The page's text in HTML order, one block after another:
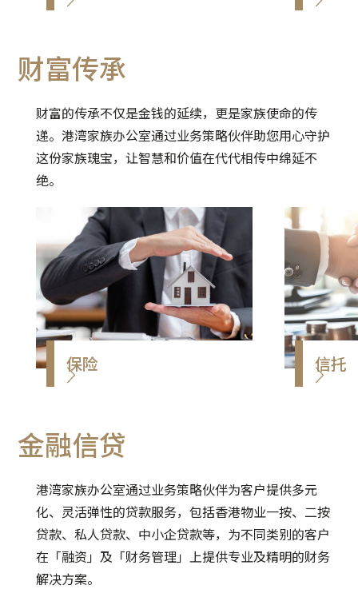
人银行及金融机构建立深度合
作，以客户需求为出发点，致
力提供独立、专业的资产管理
服务。
财富传承
财富的传承不仅是金钱的延续，更是家族使命的传
递。港湾家族办公室通过业务策略伙伴助您用心守护
这份家族瑰宝，让智慧和价值在代代相传中绵延不
绝。
保险
带来的财务风险外，亦可透过
储蓄保险、投资相连险等产品
获取回报收益，甚至实现财富
分配及传承等功能。
信托
1. 遗
协助客
传承给
同时也
金融信贷
港湾家族办公室通过业务策略伙伴为客户提供多元
化、灵活弹性的贷款服务，包括香港物业一按、二按
贷款、私人贷款、中小企贷款等，为不同类别的客户
在「融资」及「财务管理」上提供专业及精明的财务
解决方案。